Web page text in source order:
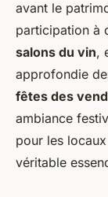
avant le
participation à
salons du vin,
approfondie
fêtes des
ambiance
pour les
véritable